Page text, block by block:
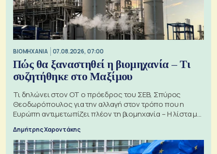
ΒΙΟΜΗΧΑΝΙΑ 07.08.2026, 07:00
Πώς θα ξαναστηθεί η βιομηχανία – Τι
συζητήθηκε στο Μαξίμου
Τι δηλώνει στον ΟΤ ο πρόεδρος του ΣΕΒ, Σπύρος
Θεοδωρόπουλος για την αλλαγή στον τρόπο που η
Ευρώπη αντιμετωπίζει πλέον τη βιομηχανία – Η λίστα με
Δημήτρης Χαροντάκης